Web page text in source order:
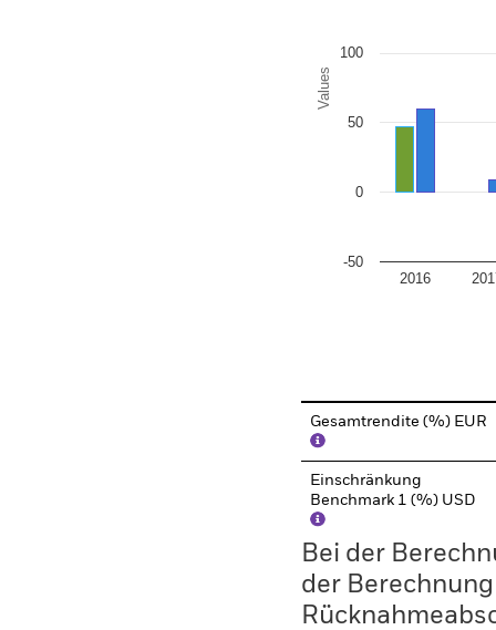
Values
2016
-50
0
50
100
Gesamtrendite (%) EUR
Einschränkung
Benchmark 1 (%) USD
Bei der
der